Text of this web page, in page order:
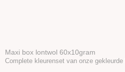
Maxi box lontwol 60x10gram
Complete kleurenset van onze